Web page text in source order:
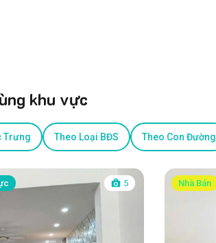
khu vực
Trưng Theo Loại BĐS Theo Con Đường
5 Nhà Bán